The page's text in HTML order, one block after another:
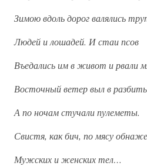
Зимою вдоль дорог валялись
Людей и лошадей. И стаи псов
Въедались им в живот и рвали
Восточный ветер выл в
А по ночам стучали пулеметы.
Свистя, как бич, по мясу
Мужских и женских тел…